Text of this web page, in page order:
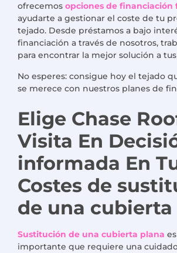
ofrecemos opciones de financiación
ayudarte a gestionar el coste de tu
tejado. Desde préstamos a bajo
financiación a través de nosotros,
para encontrar la mejor solución a
No esperes: consigue hoy el tejado
se merece con nuestros planes de
Elige Chase
Visita En
informada En
Costes de
de una cubierta
Sustitución de una cubierta plana
importante que requiere una